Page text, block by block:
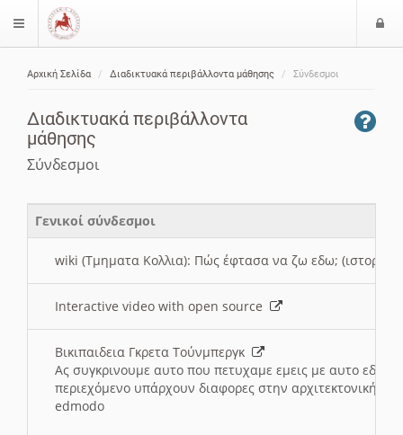
$langMenu
Αρχική Σελίδα Διαδικτυακά περιβάλλοντα μάθησης Σύνδεσμοι
Διαδικτυακά περιβάλλοντα
μάθησης
Σύνδεσμοι
Γενικοί σύνδεσμοι
wiki (Τμηματα Κολλια): Πώς έφτασα να ζω εδω; (ιστορια)
Interactive video with open source
Βικιπαιδεια Γκρετα Τούνμπεργκ
Ας συγκρινουμε αυτο που πετυχαμε εμεις με αυτο εδω
περιεχόμενο υπάρχουν διαφορες στην αρχιτεκτονική
edmodo